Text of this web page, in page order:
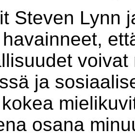
Steven Lynn
ja
osana